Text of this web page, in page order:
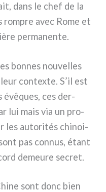
dans le chef de la
rom­pre avec Rome et
per­ma­nen­te.
bon­nes nou­vel­les
con­tex­te. S’il est
évê­ques, ces der­
lui mais via un pro­
les auto­ri­tés chi­noi­
pas con­nus, étant
demeu­re secret.
sont donc bien